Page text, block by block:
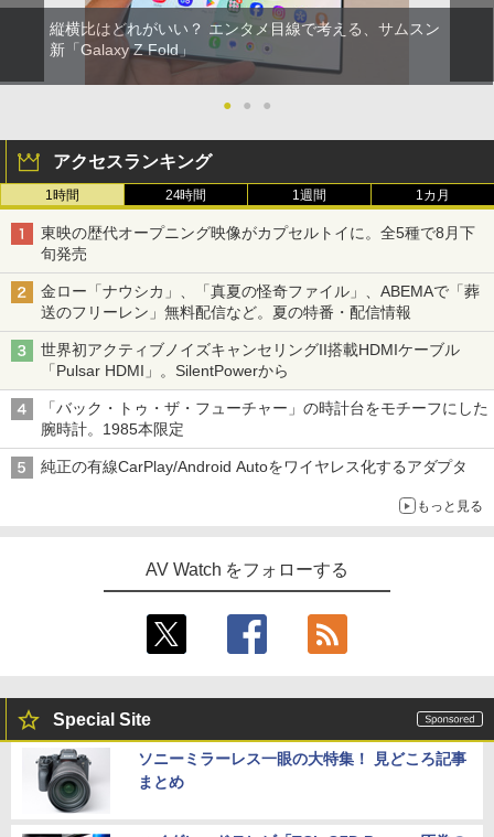
縦横比はどれがいい？ エンタメ目線で考える、サムスン
新「Galaxy Z Fold」
● ● ●
アクセスランキング
1時間 24時間 1週間 1カ月
東映の歴代オープニング映像がカプセルトイに。全5種で8月下
旬発売
金ロー「ナウシカ」、「真夏の怪奇ファイル」、ABEMAで「葬
送のフリーレン」無料配信など。夏の特番・配信情報
世界初アクティブノイズキャンセリングII搭載HDMIケーブル
「Pulsar HDMI」。SilentPowerから
「バック・トゥ・ザ・フューチャー」の時計台をモチーフにした
腕時計。1985本限定
純正の有線CarPlay/Android Autoをワイヤレス化するアダプタ
もっと見る
AV Watch をフォローする
Special Site
ソニーミラーレス一眼の大特集！ 見どころ記事
まとめ